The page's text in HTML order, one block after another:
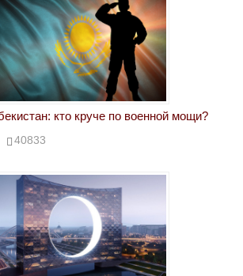
кто круче по военной мощи?
40833